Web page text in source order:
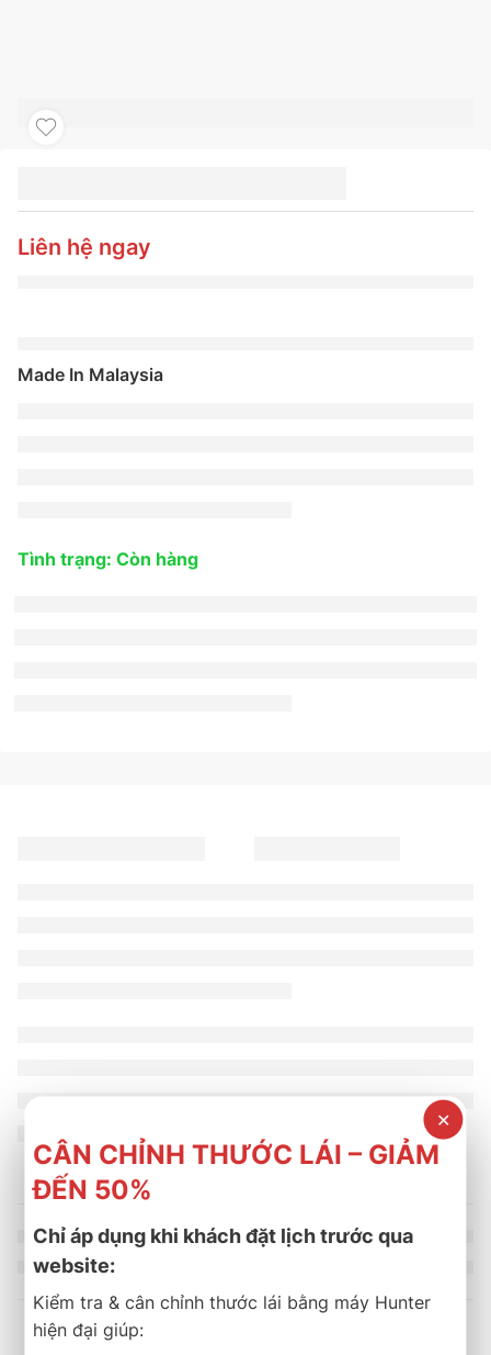
PXCR1 PCR
Liên hệ ngay
Made In Malaysia
Tình trạng: Còn hàng
✕
CÂN CHỈNH THƯỚC LÁI – GIẢM
ĐẾN 50%
Chỉ áp dụng khi khách đặt lịch trước qua
website:
Kiểm tra & cân chỉnh thước lái bằng máy Hunter
hiện đại giúp: